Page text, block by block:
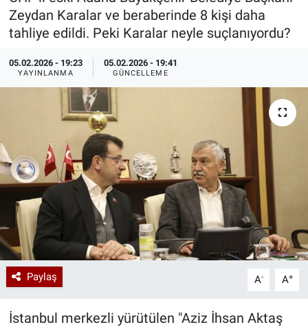
Zeydan Karalar ve beraberinde 8 kişi daha
tahliye edildi. Peki Karalar neyle suçlanıyordu?
05.02.2026 - 19:23
YAYINLANMA
05.02.2026 - 19:41
GÜNCELLEME
Paylaş A- A+
İstanbul merkezli yürütülen "Aziz İhsan Aktaş
Özel Haberler
Yazarlar
Dünya
Medya
Özel Haberler
Erişim Bilgileri
Sağlık
Teknoloji
Ramazan
Haber Arşivi